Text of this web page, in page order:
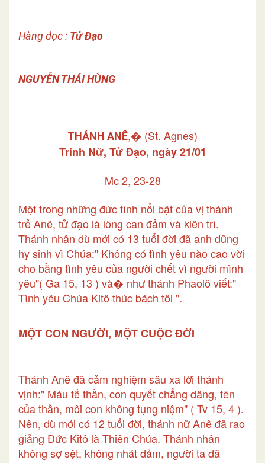
Hàng dọc : Tử Đạo
NGUYỄN THÁI HÙNG
THÁNH ANÊ,� (St. Agnes)
Trinh Nữ, Tử Ðạo, ngày 21/01
Mc 2, 23-28
Một trong những đức tính nổi bật của vị thánh
trẻ Anê, tử đạo là lòng can đảm và kiên trì.
Thánh nhân dù mới có 13 tuổi đời đã anh dũng
hy sinh vì Chúa:" Không có tình yêu nào cao vời
cho bằng tình yêu của người chết vì người mình
yêu"( Ga 15, 13 ) và� như thánh Phaolô viết:"
Tình yêu Chúa Kitô thúc bách tôi ".
MỘT CON NGƯỜI, MỘT CUỘC ÐỜI
Thánh Anê đã cảm nghiệm sâu xa lời thánh
vịnh:" Máu tế thần, con quyết chẳng dâng, tên
của thần, môi con không tụng niệm" ( Tv 15, 4 ).
Nên, dù mới có 12 tuổi đời, thánh nữ Anê đã rao
giảng Ðức Kitô là Thiên Chúa. Thánh nhân
không sợ sệt, không nhát đảm, người ta đã